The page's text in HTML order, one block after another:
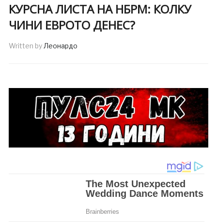
КУРСНА ЛИСТА НА НБРМ: КОЛКУ
ЧИНИ ЕВРОТО ДЕНЕС?
Written byЛеонардо